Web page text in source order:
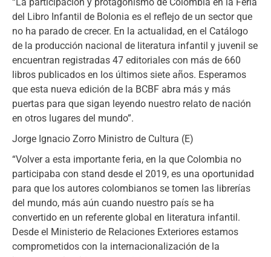
del Libro Infantil de Bolonia es el reflejo de un sector que
no ha parado de crecer. En la actualidad, en el Catálogo
de la producción nacional de literatura infantil y juvenil se
encuentran registradas 47 editoriales con más de 660
libros publicados en los últimos siete años. Esperamos
que esta nueva edición de la BCBF abra más y más
puertas para que sigan leyendo nuestro relato de nación
en otros lugares del mundo”.
Jorge Ignacio Zorro Ministro de Cultura (E)
“Volver a esta importante feria, en la que Colombia no
participaba con stand desde el 2019, es una oportunidad
para que los autores colombianos se tomen las librerías
del mundo, más aún cuando nuestro país se ha
convertido en un referente global en literatura infantil.
Desde el Ministerio de Relaciones Exteriores estamos
comprometidos con la internacionalización de la